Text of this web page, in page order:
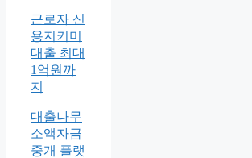
근로자 신
용지키미
대출 최대
1억원까
지
대출나무
소액자금
중개 플랫